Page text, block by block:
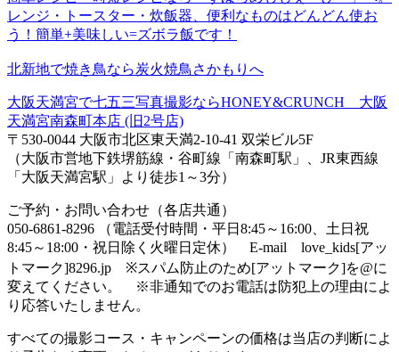
レンジ・トースター・炊飯器、便利なものはどんどん使お
う！簡単+美味しい=ズボラ飯です！
北新地で焼き鳥なら炭火焼鳥さかもりへ
大阪天満宮で七五三写真撮影ならHONEY&CRUNCH 大阪
天満宮南森町本店 (旧2号店)
〒530-0044 大阪市北区東天満2-10-41 双栄ビル5F
（大阪市営地下鉄堺筋線・谷町線「南森町駅」、JR東西線
「大阪天満宮駅」より徒歩1～3分）
ご予約・お問い合わせ（各店共通）
050-6861-8296 （電話受付時間・平日8:45～16:00、土日祝
8:45～18:00・祝日除く火曜日定休） E-mail love_kids[アッ
トマーク]8296.jp ※スパム防止のため[アットマーク]を@に
変えてください。 ※非通知でのお電話は防犯上の理由によ
り応答いたしません。
すべての撮影コース・キャンペーンの価格は当店の判断によ